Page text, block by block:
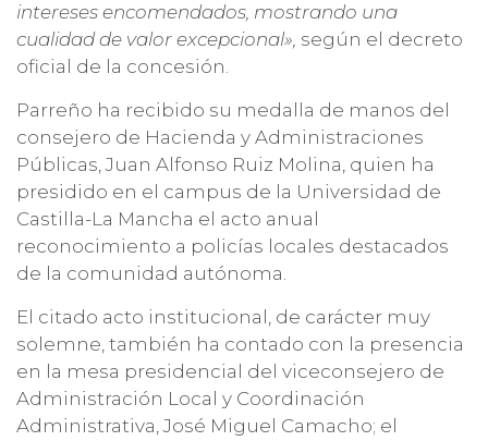
intereses encomendados, mostrando una
cualidad de valor excepcional», según el decreto
oficial de la concesión.
Parreño ha recibido su medalla de manos del
consejero de Hacienda y Administraciones
Públicas, Juan Alfonso Ruiz Molina, quien ha
presidido en el campus de la Universidad de
Castilla-La Mancha el acto anual
reconocimiento a policías locales destacados
de la comunidad autónoma.
El citado acto institucional, de carácter muy
solemne, también ha contado con la presencia
en la mesa presidencial del viceconsejero de
Administración Local y Coordinación
Administrativa, José Miguel Camacho; el